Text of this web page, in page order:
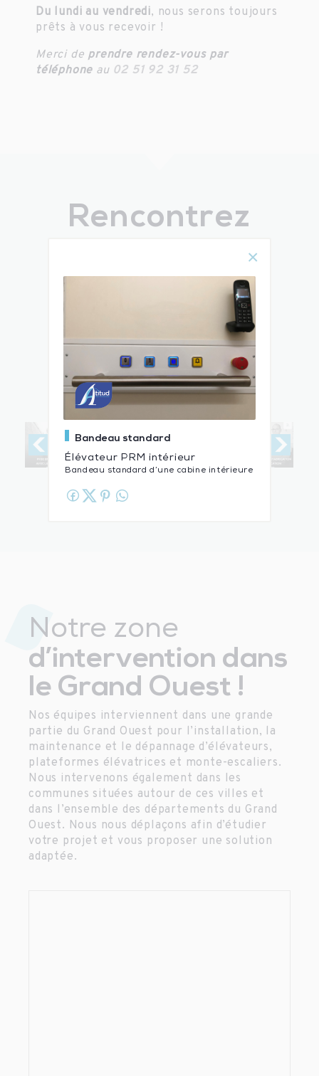
Du lundi au vendredi, nous serons toujours
prêts à vous recevoir !
Merci de prendre rendez-vous par
téléphone au 02 51 92 31 52
Rencontrez
notre équipe
& DÉCOUVREZ TOUTES LES ÉTAPES
DE L’ÉLABORATION ET DE
L’INSTALLATION DE VOTRE MONTE-
ESCALIER OU ÉLÉVATEUR PMR
Notre zone
d’intervention dans
le Grand Ouest !
Nos équipes interviennent dans une grande
partie du Grand Ouest pour l’installation, la
maintenance et le dépannage d’élévateurs,
plateformes élévatrices et monte-escaliers.
Nous intervenons également dans les
communes situées autour de ces villes et
dans l’ensemble des départements du Grand
Ouest. Nous nous déplaçons afin d’étudier
votre projet et vous proposer une solution
adaptée.
Bandeau standard
Élévateur PRM intérieur
Bandeau standard d’une cabine intérieure